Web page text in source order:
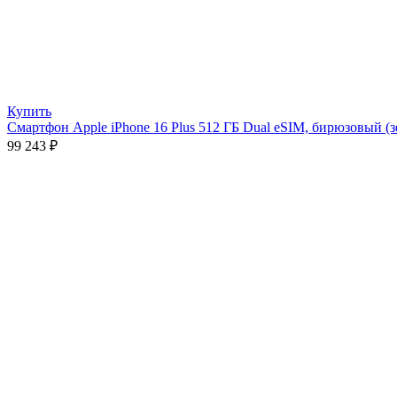
Купить
Смартфон Apple iPhone 16 Plus 512 ГБ Dual eSIM, бирюзовый
99 243 ₽